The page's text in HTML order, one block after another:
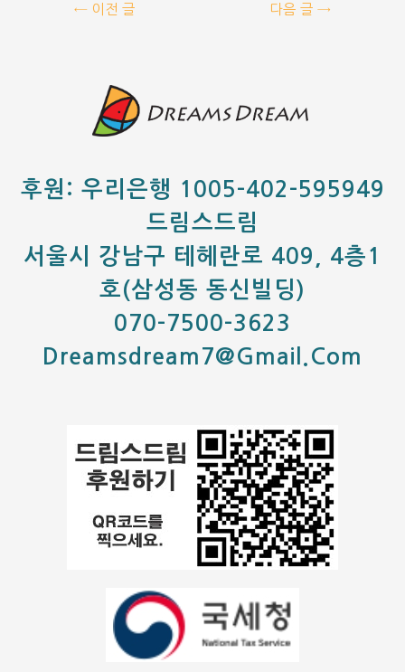
←이전 글 다음 글→
후원: 우리은행 1005-402-595949
드림스드림
서울시 강남구 테헤란로 409, 4층1
호(삼성동 동신빌딩)
070-7500-3623
Dreamsdream7@gmail.com